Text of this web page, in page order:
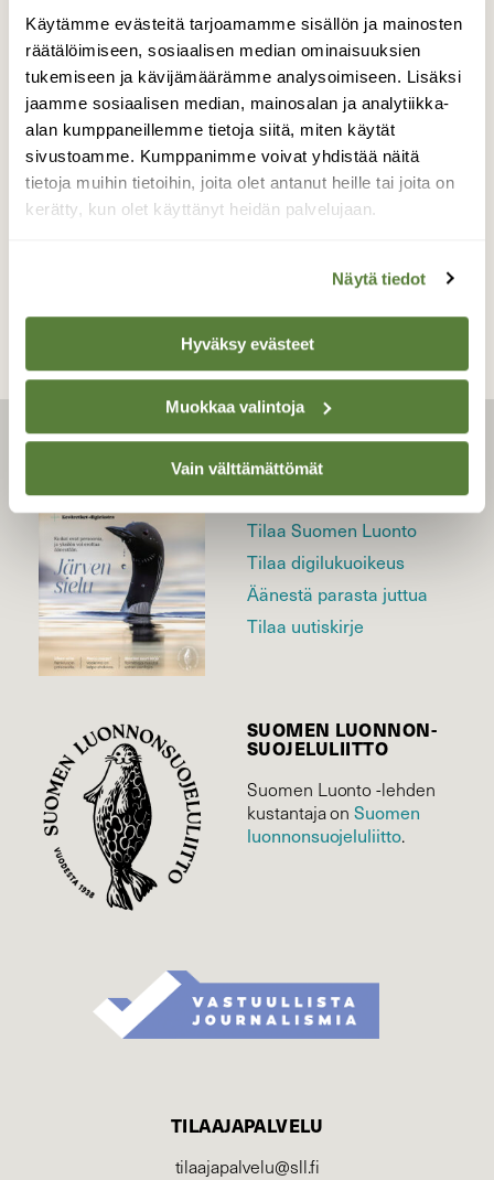
Käytämme evästeitä tarjoamamme sisällön ja mainosten
räätälöimiseen, sosiaalisen median ominaisuuksien
tukemiseen ja kävijämäärämme analysoimiseen. Lisäksi
jaamme sosiaalisen median, mainosalan ja analytiikka-
alan kumppaneillemme tietoja siitä, miten käytät
sivustoamme. Kumppanimme voivat yhdistää näitä
tietoja muihin tietoihin, joita olet antanut heille tai joita on
kerätty, kun olet käyttänyt heidän palvelujaan.
Näytä tiedot
Hyväksy evästeet
Muokkaa valintoja
Vain välttämättömät
BLOGI: KAINUUN MAILTA
Roskapuut, energiapuut – ja
puiden asukkaat
LEHTI
Uusin lehti
Tilaa Suomen Luonto
Tilaa digilukuoikeus
Äänestä parasta juttua
Tilaa uutiskirje
SUOMEN LUONNON­
SUOJELU­LIITTO
Suomen Luonto -lehden
kustantaja onSuomen
luonnonsuojelu­liitto.
TILAAJAPALVELU
tilaajapalvelu@sll.fi